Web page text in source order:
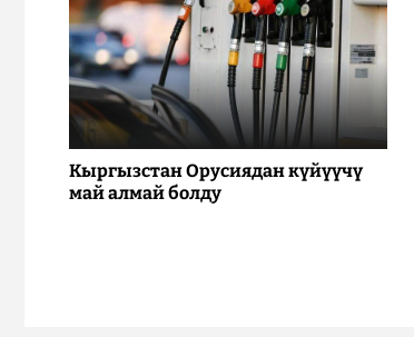
Кыргызстан Орусиядан күйүүчү
май алмай болду